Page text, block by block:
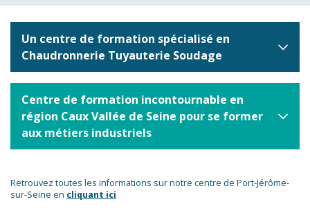
Un centre de formation spécialisé en
Chaudronnerie Tuyauterie Soudage
Centre de formation incontournable en
région Caux Vallée de Seine pour se former
aux métiers industriels
Retrouvez toutes les informations sur notre centre de Port-Jérôme-
sur-Seine en cliquant ici